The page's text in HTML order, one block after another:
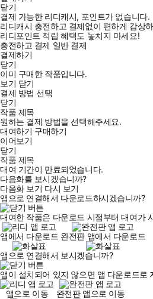
닫기
결제 가능한 리디캐시, 포인트가 없습니다.
리디캐시 충전하고 결제없이 편하게 감상
리디포인트 적립 혜택도 놓치지 마세요!
충전하고 결제 일반 결제
결제하기
닫기
이미 구매한 작품입니다.
보기 닫기
결제 방법 선택
닫기
작품 제목
원하는 결제 방법을 선택해주세요.
대여하기 구매하기
이어보기
닫기
작품 제목
대여 기간이 만료되었습니다.
다음화를 보시겠습니까?
다음화 보기 다시 보기
앱으로 연결해서 다운로드하시겠습니까?
대여한 작품은 다운로드 시점부터 대여가
앱에서 다운로드 완전판 앱에서 다운로드
앱으로 연결해서 보시겠습니까?
앱이 설치되어 있지 않으면 앱 다운로드로
앱으로 이동
완전판 앱으로 이동